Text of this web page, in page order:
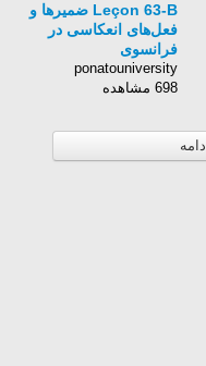
Leçon 63-B ضمیرها و
فعل‌های انعکاسی در
فرانسوی
ponatouniversity
698 مشاهده
ادامه